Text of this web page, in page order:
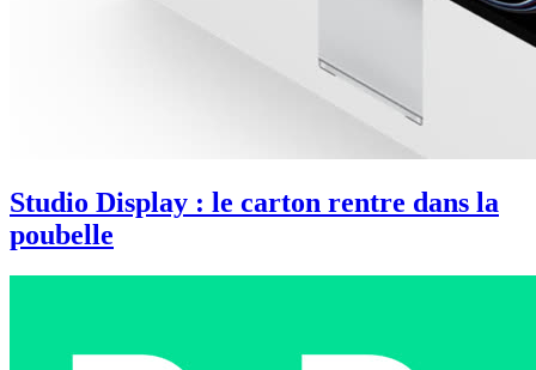
Studio Display : le carton rentre dans la
poubelle